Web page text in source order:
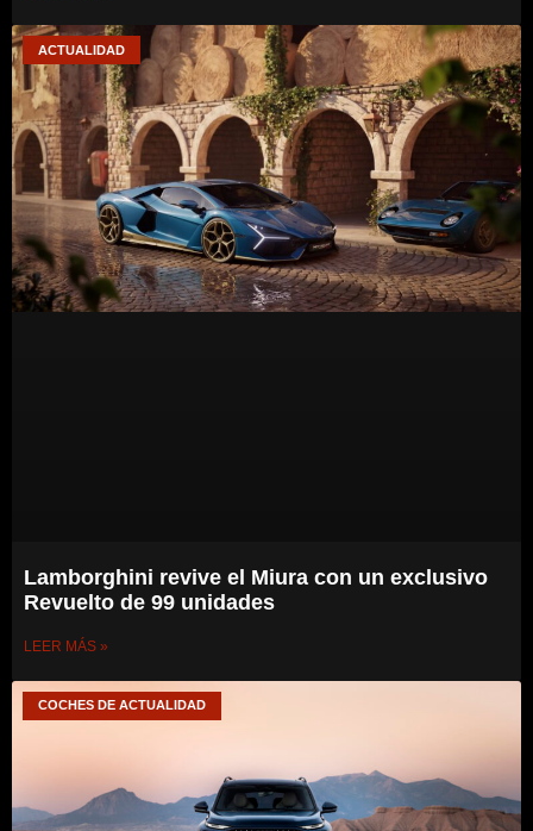
ACTUALIDAD
Lamborghini revive el Miura con un exclusivo
Revuelto de 99 unidades
LEER MÁS »
COCHES DE ACTUALIDAD